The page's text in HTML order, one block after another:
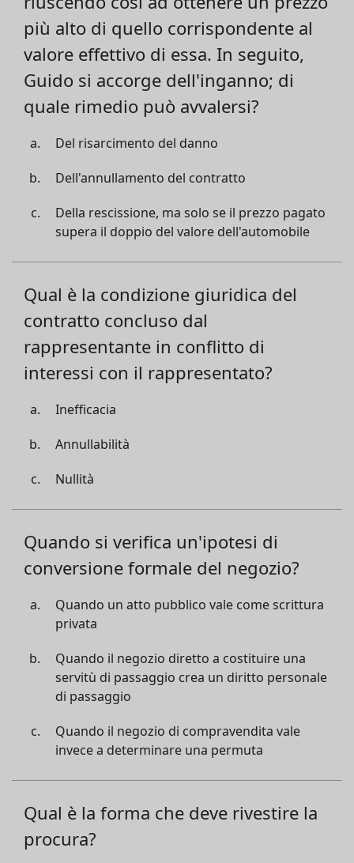
più alto di quello corrispondente al
valore effettivo di essa. In seguito,
Guido si accorge dell'inganno; di
quale rimedio può avvalersi?
Del risarcimento del danno
Dell'annullamento del contratto
Della rescissione, ma solo se il prezzo pagato
supera il doppio del valore dell'automobile
Qual è la condizione giuridica del
contratto concluso dal
rappresentante in conflitto di
interessi con il rappresentato?
Inefficacia
Annullabilità
Nullità
Quando si verifica un'ipotesi di
conversione formale del negozio?
Quando un atto pubblico vale come scrittura
privata
Quando il negozio diretto a costituire una
servitù di passaggio crea un diritto personale
di passaggio
Quando il negozio di compravendita vale
invece a determinare una permuta
Qual è la forma che deve rivestire la
procura?